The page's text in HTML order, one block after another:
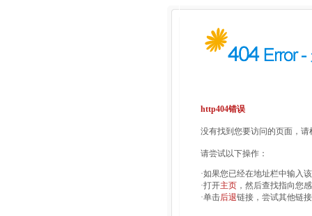
http404错误
没有找到您要访问的页面，
请尝试以下操作：
·如果您已经在地址栏中输入
·打开主页 ，然后查找指向您
·单击后退链接，尝试其他链